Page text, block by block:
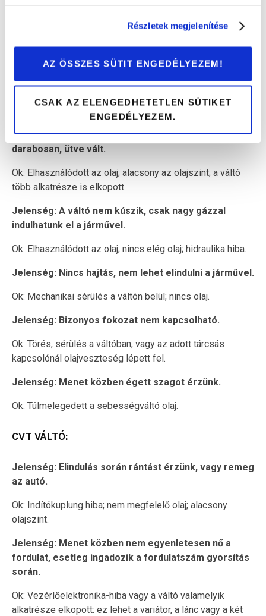
Részletek megjelenítése
AZ ÖSSZES SÜTIT ENGEDÉLYEZEM!
CSAK AZ ELENGEDHETETLEN SÜTIKET
ENGEDÉLYEZEM.
hibajelenségeket produkálhatnak. Most megpróbáltuk
röviden összegyűjteni a gyakran előforduló
hibajelenségeket, így te is azonnal felismerheted, ha gond
HIDROMECHANIKUS AUTOMATA VÁLTÓ:
Jelenség: Menet közben a váltó nem finoman, hanem
darabosan, ütve vált.
Ok: Elhasználódott az olaj; alacsony az olajszint; a váltó
több alkatrésze is elkopott.
Jelenség: A váltó nem kúszik, csak nagy gázzal
indulhatunk el a járművel.
Ok: Elhasználódott az olaj; nincs elég olaj; hidraulika hiba.
Jelenség: Nincs hajtás, nem lehet elindulni a járművel.
Ok: Mechanikai sérülés a váltón belül; nincs olaj.
Jelenség: Bizonyos fokozat nem kapcsolható.
Ok: Törés, sérülés a váltóban, vagy az adott tárcsás
kapcsolónál olajveszteség lépett fel.
Jelenség: Menet közben égett szagot érzünk.
Ok: Túlmelegedett a sebességváltó olaj.
CVT VÁLTÓ:
Jelenség: Elindulás során rántást érzünk, vagy remeg
az autó.
Ok: Indítókuplung hiba; nem megfelelő olaj; alacsony
olajszint.
Jelenség: Menet közben nem egyenletesen nő a
fordulat, esetleg ingadozik a fordulatszám gyorsítás
során.
Ok: Vezérlőelektronika-hiba vagy a váltó valamelyik
alkatrésze elkopott: ez lehet a variátor, a lánc vagy a két